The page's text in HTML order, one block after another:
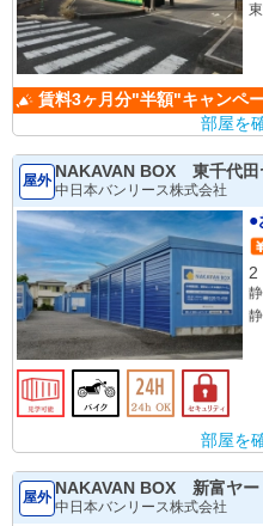
賃料3ヶ月分"半額"キャンペ
部屋を
屋外 NAKAVAN BOX 東千代田
中日本バンリース株式会社
●
2
部屋を
屋外 NAKAVAN BOX 新富ヤー
中日本バンリース株式会社